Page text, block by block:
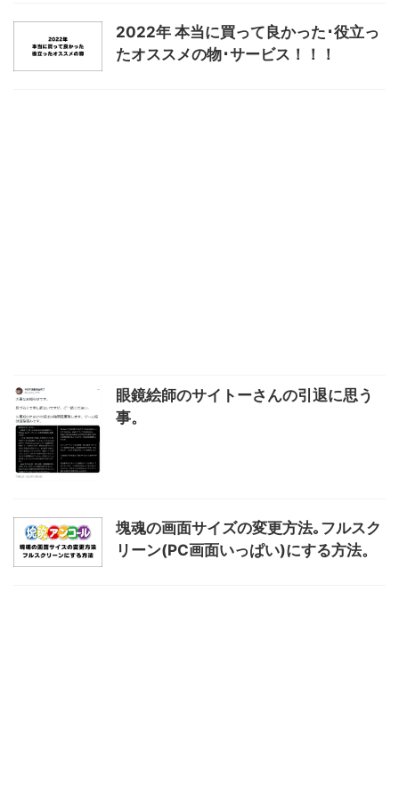
2022年 本当に買って良かった･役立っ
たオススメの物･サービス！！！
眼鏡絵師のサイトーさんの引退に思う
事。
塊魂の画面サイズの変更方法｡フルスク
リーン(PC画面いっぱい)にする方法。